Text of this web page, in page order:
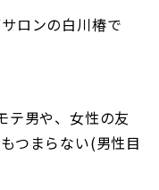
ロンの白川椿で
テ男や、女性の友
つまらない(男性目